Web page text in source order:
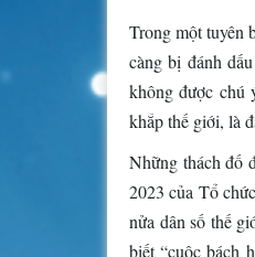
Trong một tuyên
càng bị đánh
không được chú
khắp thế giới, là
Những thách đố
2023 của Tổ
nửa dân số thế
biết “cuộc bách